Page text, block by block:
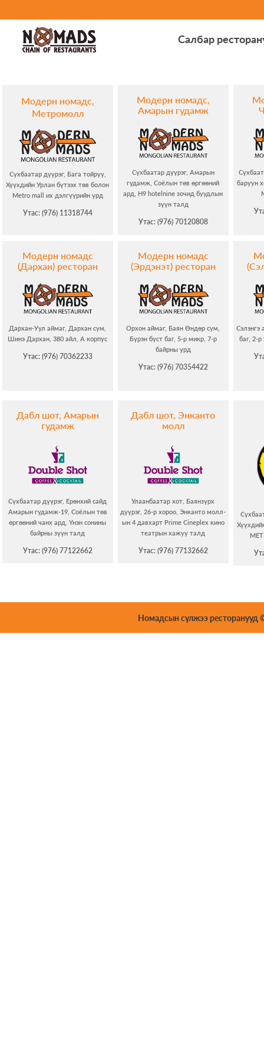
Салбар
Модерн номадс,
Метромолл
Сүхбаатар дүүрэг, Бага тойруу,
Хүүхдийн Урлан бүтээх төв болон
Metro mall их дэлгүүрийн урд
Утас: (976) 11318744
Модерн номадс,
Амарын гудамж
Сүхбаатар дүүрэг, Амарын
гудамж, Соёлын төв өргөөний
ард, H9 hotelnine зочид буудлын
зүүн талд
Утас: (976) 70120808
баруун
Модерн номадс
(Дархан) ресторан
Дархан-Уул аймаг, Дархан сум,
Шинэ Дархан, 380 айл, А корпус
Утас: (976) 70362233
Модерн номадс
(Эрдэнэт) ресторан
Орхон аймаг, Баян Өндөр сум,
Бүрэн бүст баг, 5-р микр, 7-р
байpны урд
Утас: (976) 70354422
Сэлэнгэ
баг, 2-р
Дабл шот, Амарын
гудамж
Сүхбаатар дүүрэг, Ерөнхий сайд
Амарын гудамж-19, Соёлын төв
өргөөний чанх ард, Үнэн сонины
байрны зүүн талд
Утас: (976) 77122662
Дабл шот, Энканто
молл
Улаанбаатар хот, Баянзүрх
дүүрэг, 26-р хороо, Энканто молл-
ын 4 давхарт Prime Cineplex кино
театрын хажуу талд
Утас: (976) 77132662
Номадсын сүлжээ ресторанууд